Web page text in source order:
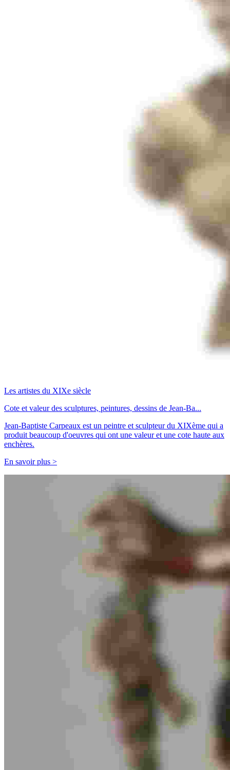
Les artistes du XIXe siècle
Cote et valeur des sculptures, peintures, dessins de Jean-Ba...
Jean-Baptiste Carpeaux est un peintre et sculpteur du XIXème qui a
produit beaucoup d'oeuvres qui ont une valeur et une cote haute aux
enchères.
En savoir plus >